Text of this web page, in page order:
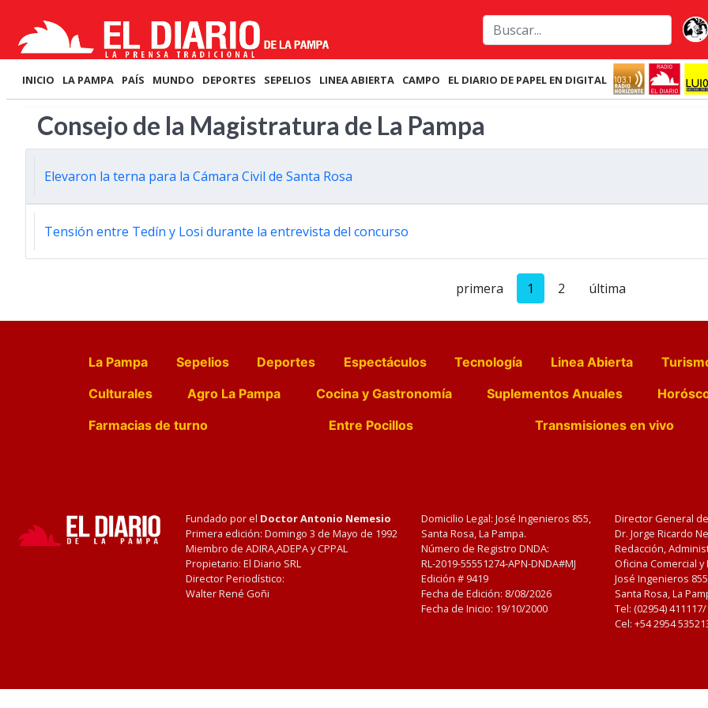
INICIO LA PAMPA PAÍS MUNDO DEPORTES SEPELIOS LINEA ABIERTA CAMPO EL DIARIO DE PAPEL EN DIGITAL
Consejo de la Magistratura de La Pampa
Elevaron la terna para la Cámara Civil de Santa Rosa
Tensión entre Tedín y Losi durante la entrevista del concurso
primera 1 2 última
La Pampa Sepelios Deportes Espectáculos Tecnología Linea Abierta
Culturales
Agro La Pampa Cocina y Gastronomía Suplementos Anuales
Farmacias de turno
Entre Pocillos Transmisiones en vivo
Fundado por el Doctor Antonio Nemesio
Primera edición: Domingo 3 de Mayo de 1992
Miembro de ADIRA,ADEPA y CPPAL
Propietario: El Diario SRL
Director Periodístico:
Walter René Goñi
Domicilio Legal: José Ingenieros 855,
Santa Rosa, La Pampa.
Número de Registro DNDA:
RL-2019-55551274-APN-DNDA#MJ
Edición # 9419
Fecha de Edición: 8/08/2026
Fecha de Inicio: 19/10/2000
Director General
Dr. Jorge Ricardo
Redacción,
Oficina Comercial
José Ingenieros
Santa Rosa, La
Tel: (02954)
Cel: +54 2954